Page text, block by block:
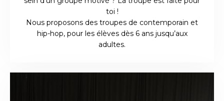
toi !
Nous proposons des troupes de contemporain et
hip-hop, pour les élèves dès 6 ans jusqu’aux
adultes.